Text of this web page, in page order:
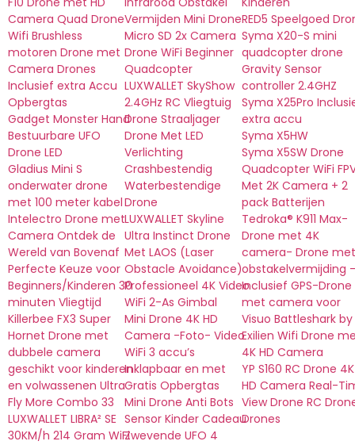
Camera Quad Drone
Wifi Brushless
motoren Drone met
Camera Drones
Inclusief extra Accu
Opbergtas
Gadget Monster Hand
Bestuurbare UFO
Drone LED
Gladius Mini S
onderwater drone
met 100 meter kabel
Intelectro Drone met
Camera Ontdek de
Wereld van Bovenaf
Perfecte Keuze voor
Beginners/Kinderen 30
minuten Vliegtijd
Killerbee FX3 Super
Hornet Drone met
dubbele camera
geschikt voor kinderen
en volwassenen Ultra
Fly More Combo 33
LUXWALLET LIBRA² SE
30KM/h 214 Gram WiFi
Vermijden Mini Drone
Micro SD 2x Camera
Drone WiFi Beginner
Quadcopter
LUXWALLET SkyShow
2.4GHz RC Vliegtuig
Drone Straaljager
Drone Met LED
Verlichting
Crashbestendig
Waterbestendige
Drone
LUXWALLET Skyline
Ultra Instinct Drone
Met LAOS (Laser
Obstacle Avoidance)
Professioneel 4K Video
WiFi 2-As Gimbal
Mini Drone 4K HD
Camera -Foto- Video
WiFi 3 accu’s
Inklapbaar en met
Gratis Opbergtas
Mini Drone Anti Bots
Sensor Kinder Cadeau
Zwevende UFO 4
RED5 Speelgoed
Syma X20-S mini
quadcopter drone
Gravity Sensor
controller 2.4GHZ
Syma X25Pro
extra accu
Syma X5HW
Syma X5SW Drone
Quadcopter WiFi
Met 2K Camera + 2
pack Batterijen
Tedroka® K911 Max-
Drone met 4K
camera- Drone met
obstakelvermijding -
Inclusief GPS-Drone
met camera voor
Visuo Battleshark by
Exilien Wifi Drone
4K HD Camera
YP S160 RC Drone 4K
HD Camera Real-
View Drone RC
Drones